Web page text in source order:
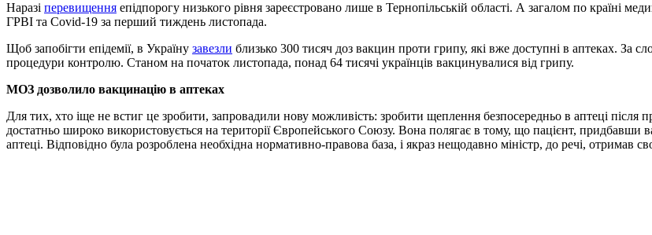
Наразі перевищення епідпорогу низького рівня зареєстровано лише в Тернопільській області. А загалом по країні
ГРВІ та Сovid-19 за перший тиждень листопада.
Щоб запобігти епідемії, в Україну завезли близько 300 тисяч доз вакцин проти грипу, які вже доступні в аптеках. За
процедури контролю. Станом на початок листопада, понад 64 тисячі українців вакцинувалися від грипу.
МОЗ дозволило вакцинацію в аптеках
Для тих, хто іще не встиг це зробити, запровадили нову можливість: зробити щеплення безпосередньо в аптеці
достатньо широко використовується на території Європейського Союзу. Вона полягає в тому, що пацієнт,
аптеці. Відповідно була розроблена необхідна нормативно-правова база, і якраз нещодавно міністр, до речі, отримав